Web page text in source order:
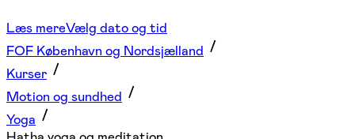
Læs mereVælg dato og tid
FOF København og Nordsjælland
Kurser
Motion og sundhed
Yoga